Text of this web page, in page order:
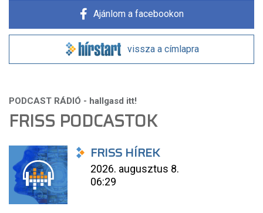
Ajánlom a facebookon
vissza a címlapra
FRISS PODCASTOK
FRISS HÍREK
2026. augusztus 8.
06:29